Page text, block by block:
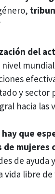
del
y
hacia las
hay que
de mujeres
de ayuda
vida libre